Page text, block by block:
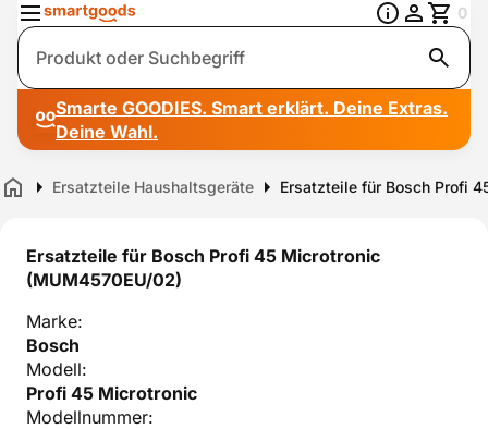
Suche
0
Smarte GOODIES. Smart erklärt. Deine Extras.
Deine Wahl.
Home Ersatzteile Haushaltsgeräte Ersatzteile für Bosch Profi
Ersatzteile für Bosch Profi 45 Microtronic
(MUM4570EU/02)
Marke:
Bosch
Modell:
Profi 45 Microtronic
Modellnummer: